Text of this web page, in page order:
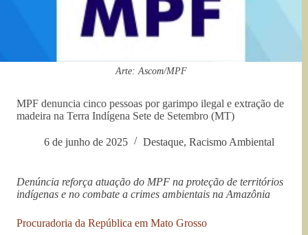
Arte: Ascom/MPF
MPF denuncia cinco pessoas por garimpo ilegal e extração de
madeira na Terra Indígena Sete de Setembro (MT)
6 de junho de 2025 Destaque, Racismo Ambiental
Denúncia reforça atuação do MPF na proteção de territórios
indígenas e no combate a crimes ambientais na Amazônia
Procuradoria da República em Mato Grosso